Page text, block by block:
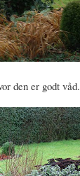
den er godt våd.